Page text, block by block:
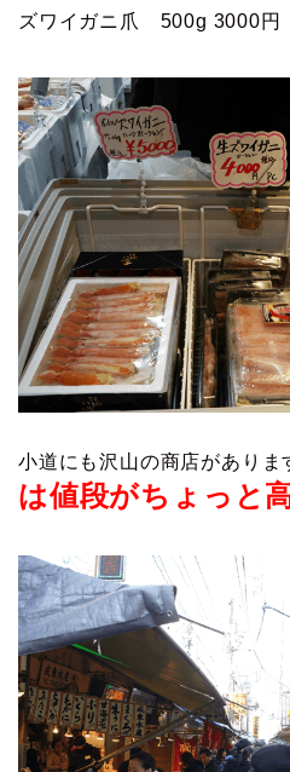
ズワイガニ爪 500g 3000円
小道にも沢山の商店がありま
は値段がちょっと